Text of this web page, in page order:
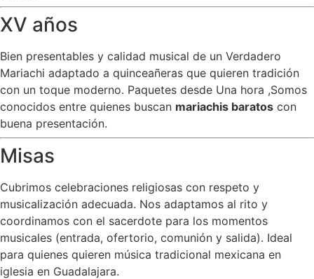
XV años
Bien presentables y calidad musical de un Verdadero
Mariachi adaptado a quinceañeras que quieren tradición
con un toque moderno. Paquetes desde Una hora ,Somos
conocidos entre quienes buscan mariachis baratos con
buena presentación.
Misas
Cubrimos celebraciones religiosas con respeto y
musicalización adecuada. Nos adaptamos al rito y
coordinamos con el sacerdote para los momentos
musicales (entrada, ofertorio, comunión y salida). Ideal
para quienes quieren música tradicional mexicana en
iglesia en Guadalajara.